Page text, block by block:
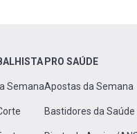
Semana
PRO SAÚDE
Apostas da Semana
Bastidores da Saúde